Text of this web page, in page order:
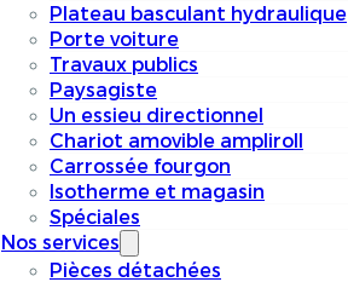
Plateau basculant hydraulique
Porte voiture
Travaux publics
Paysagiste
Un essieu directionnel
Chariot amovible ampliroll
Carrossée fourgon
Isotherme et magasin
Spéciales
Nos services
Pièces détachées